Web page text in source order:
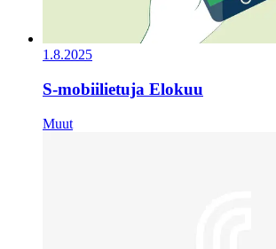
1.8.2025
S-mobiilietuja Elokuu
Muut